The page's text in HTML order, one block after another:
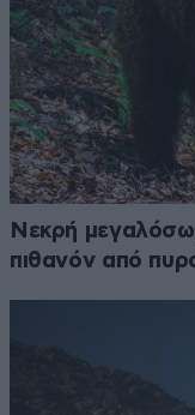
Νεκρή
πιθανόν από